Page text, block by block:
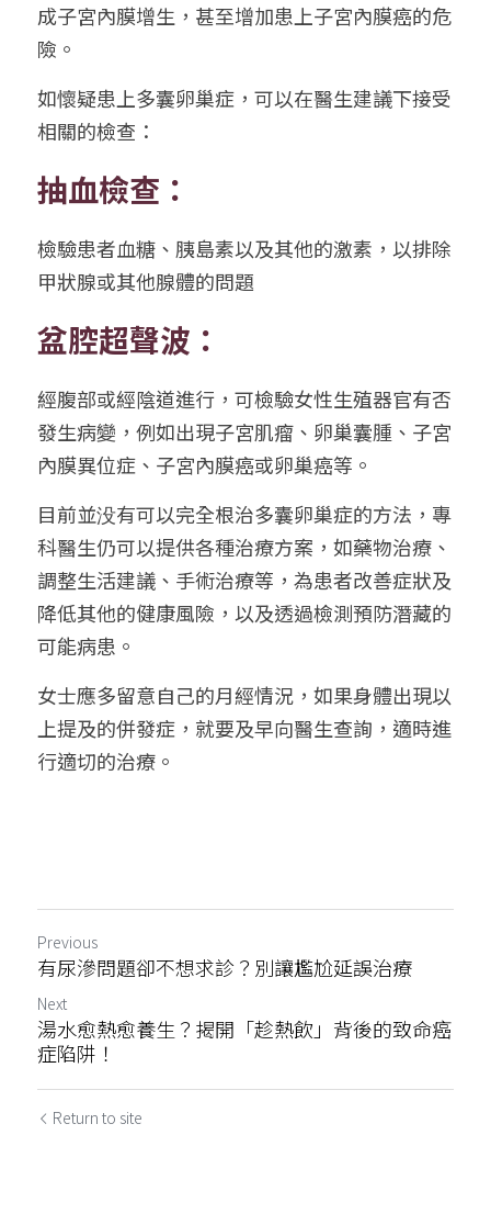
成子宮內膜增生，甚至增加患上子宮內膜癌的危
險。
如懷疑患上多囊卵巢症，可以在醫生建議下接受
相關的檢查：
抽血檢查：
檢驗患者血糖、胰島素以及其他的激素，以排除
甲狀腺或其他腺體的問題
盆腔超聲波：
經腹部或經陰道進行，可檢驗女性生殖器官有否
發生病變，例如出現子宮肌瘤、卵巢囊腫、子宮
內膜異位症、子宮內膜癌或卵巢癌等。
目前並没有可以完全根治多囊卵巢症的方法，專
科醫生仍可以提供各種治療方案，如藥物治療、
調整生活建議、手術治療等，為患者改善症狀及
降低其他的健康風險，以及透過檢測預防潛藏的
可能病患。
女士應多留意自己的月經情況，如果身體出現以
上提及的併發症，就要及早向醫生查詢，適時進
行適切的治療。
Previous
有尿滲問題卻不想求診？別讓尷尬延誤治療
Next
湯水愈熱愈養生？揭開「趁熱飲」背後的致命癌
症陷阱！
Return to site